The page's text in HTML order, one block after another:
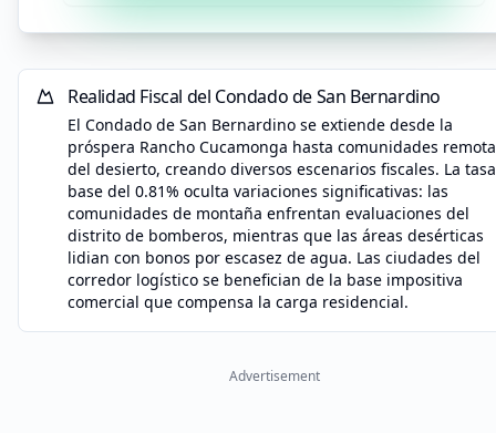
Realidad Fiscal del Condado de San Bernardino
El Condado de San Bernardino se extiende desde la
próspera Rancho Cucamonga hasta comunidades
del desierto, creando diversos escenarios fiscales. La tasa
base del 0.81% oculta variaciones significativas: las
comunidades de montaña enfrentan evaluaciones del
distrito de bomberos, mientras que las áreas desérticas
lidian con bonos por escasez de agua. Las ciudades del
corredor logístico se benefician de la base impositiva
comercial que compensa la carga residencial.
Advertisement